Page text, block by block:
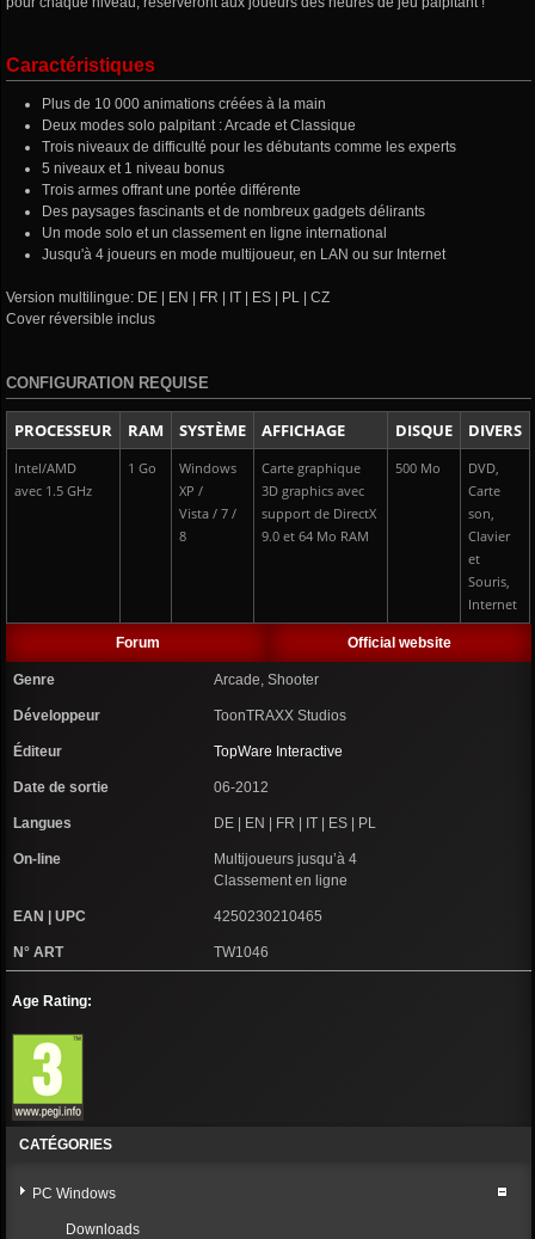
Caractéristiques
Plus de 10 000 animations créées à la main
Deux modes solo palpitant : Arcade et Classique
Trois niveaux de difficulté pour les débutants comme les experts
5 niveaux et 1 niveau bonus
Trois armes offrant une portée différente
Des paysages fascinants et de nombreux gadgets délirants
Un mode solo et un classement en ligne international
Jusqu'à 4 joueurs en mode multijoueur, en LAN ou sur Internet
Version multilingue: DE | EN | FR | IT | ES | PL | CZ
Cover réversible inclus
CONFIGURATION REQUISE
PROCESSEUR RAM SYSTÈME AFFICHAGE DISQUE DIVERS
Intel/AMD
avec 1.5 GHz
1 Go
Windows
XP /
Vista / 7 /
8
Carte graphique
3D graphics avec
support de DirectX
9.0 et 64 Mo RAM
500 Mo
DVD,
Carte
son,
Clavier
et
Souris,
Internet
Forum Official website
Genre Arcade, Shooter
Développeur ToonTRAXX Studios
Éditeur TopWare Interactive
Date de sortie 06-2012
Langues DE | EN | FR | IT | ES | PL
On-line
Multijoueurs jusqu’à 4
Classement en ligne
EAN | UPC 4250230210465
N° ART TW1046
Age Rating:
CATÉGORIES
PC Windows
Downloads